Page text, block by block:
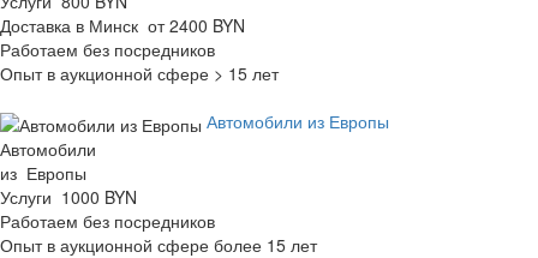
Доставка в Минск от 2400 BYN
Работаем без посредников
Опыт в аукционной сфере > 15 лет
Автомобили из Европы
Автомобили
из Европы
Услуги 1000 BYN
Работаем без посредников
Опыт в аукционной сфере более 15 лет